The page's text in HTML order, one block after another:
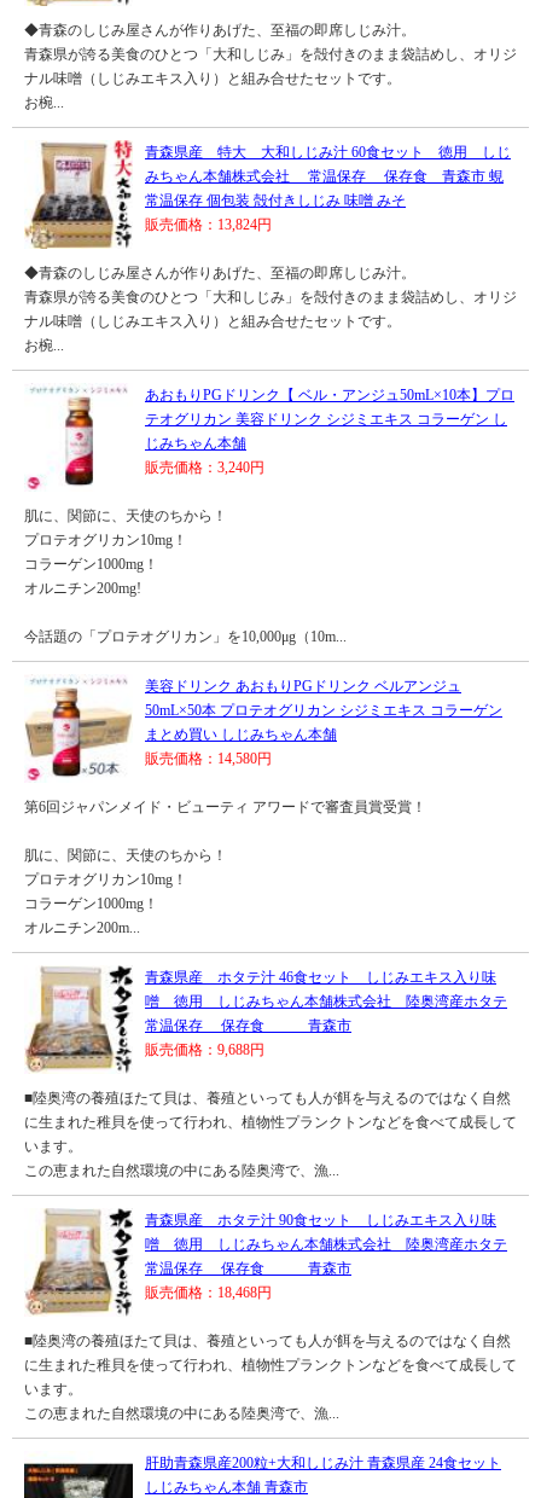
◆青森のしじみ屋さんが作りあげた、至福の即席しじみ汁。
青森県が誇る美食のひとつ「大和しじみ」を殻付きのまま袋詰めし、オリジ
ナル味噌（しじみエキス入り）と組み合せたセットです。
お椀...
青森県産 特大 大和しじみ汁 60食セット 徳用 しじ
みちゃん本舗株式会社 常温保存 保存食 青森市 蜆
常温保存 個包装 殻付きしじみ 味噌 みそ
販売価格：13,824円
◆青森のしじみ屋さんが作りあげた、至福の即席しじみ汁。
青森県が誇る美食のひとつ「大和しじみ」を殻付きのまま袋詰めし、オリジ
ナル味噌（しじみエキス入り）と組み合せたセットです。
お椀...
あおもりPGドリンク【 ベル・アンジュ50mL×10本】プロ
テオグリカン 美容ドリンク シジミエキス コラーゲン し
じみちゃん本舗
販売価格：3,240円
肌に、関節に、天使のちから！
プロテオグリカン10mg！
コラーゲン1000mg！
オルニチン200mg!
今話題の「プロテオグリカン」を10,000μg（10m...
美容ドリンク あおもりPGドリンク ベルアンジュ
50mL×50本 プロテオグリカン シジミエキス コラーゲン
まとめ買い しじみちゃん本舗
販売価格：14,580円
第6回ジャパンメイド・ビューティ アワードで審査員賞受賞！
肌に、関節に、天使のちから！
プロテオグリカン10mg！
コラーゲン1000mg！
オルニチン200m...
青森県産 ホタテ汁 46食セット しじみエキス入り味
噌 徳用 しじみちゃん本舗株式会社 陸奥湾産ホタテ
常温保存 保存食 青森市
販売価格：9,688円
■陸奥湾の養殖ほたて貝は、養殖といっても人が餌を与えるのではなく自然
に生まれた稚貝を使って行われ、植物性プランクトンなどを食べて成長して
います。
この恵まれた自然環境の中にある陸奥湾で、漁...
青森県産 ホタテ汁 90食セット しじみエキス入り味
噌 徳用 しじみちゃん本舗株式会社 陸奥湾産ホタテ
常温保存 保存食 青森市
販売価格：18,468円
■陸奥湾の養殖ほたて貝は、養殖といっても人が餌を与えるのではなく自然
に生まれた稚貝を使って行われ、植物性プランクトンなどを食べて成長して
います。
この恵まれた自然環境の中にある陸奥湾で、漁...
肝助青森県産200粒+大和しじみ汁 青森県産 24食セット
しじみちゃん本舗 青森市